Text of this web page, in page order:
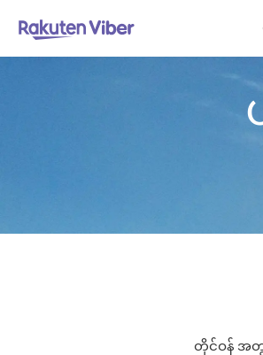
တိုင်ဝန် အတွ